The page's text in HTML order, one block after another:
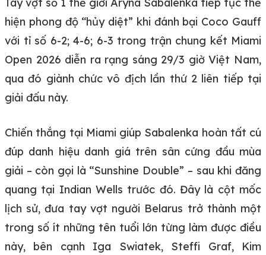
hiện phong độ “hủy diệt” khi đánh bại Coco Gauff
với tỉ số 6-2; 4-6; 6-3 trong trận chung kết Miami
Open 2026 diễn ra rạng sáng 29/3 giờ Việt Nam,
qua đó giành chức vô địch lần thứ 2 liên tiếp tại
giải đấu này.
Chiến thắng tại Miami giúp Sabalenka hoàn tất cú
đúp danh hiệu danh giá trên sân cứng đầu mùa
giải – còn gọi là “Sunshine Double” – sau khi đăng
quang tại Indian Wells trước đó. Đây là cột mốc
lịch sử, đưa tay vợt người Belarus trở thành một
trong số ít những tên tuổi lớn từng làm được điều
này, bên cạnh Iga Swiatek, Steffi Graf, Kim